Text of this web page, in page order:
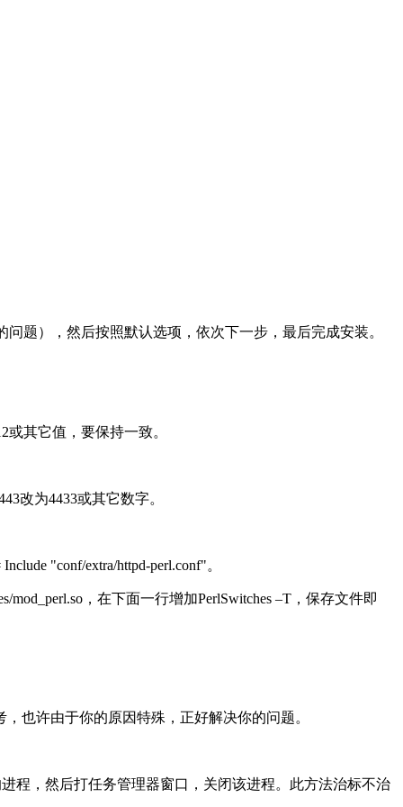
题），然后按照默认选项，依次下一步，最后完成安装。
或其它值，要保持一致。
改为4433或其它数字。
"conf/extra/httpd-perl.conf"。
mod_perl.so，在下面一行增加PerlSwitches –T，保存文件即
也许由于你的原因特殊，正好解决你的问题。
进程，然后打任务管理器窗口，关闭该进程。此方法治标不治